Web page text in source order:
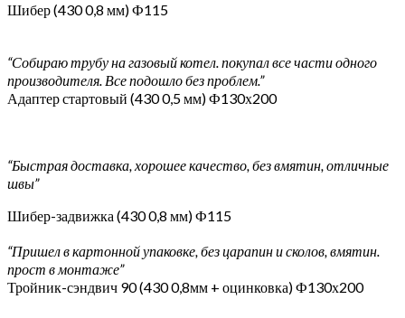
Шибер (430 0,8 мм) Ф115
“Собираю трубу на газовый котел. покупал все части одного
производителя. Все подошло без проблем.”
Адаптер стартовый (430 0,5 мм) Ф130х200
“Быстрая доставка, хорошее качество, без вмятин, отличные
швы”
Шибер-задвижка (430 0,8 мм) Ф115
“Пришел в картонной упаковке, без царапин и сколов, вмятин.
прост в монтаже”
Тройник-сэндвич 90 (430 0,8мм + оцинковка) Ф130х200